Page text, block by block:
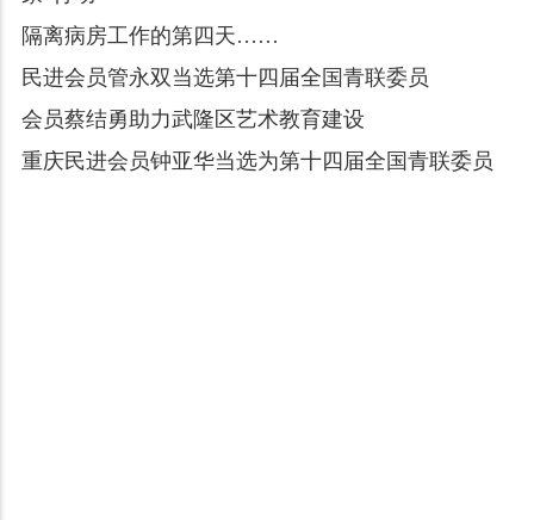
隔离病房工作的第四天……
民进会员管永双当选第十四届全国青联委员
会员蔡结勇助力武隆区艺术教育建设
重庆民进会员钟亚华当选为第十四届全国青联委员